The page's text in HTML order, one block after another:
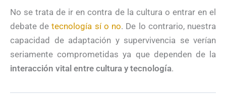
No se trata de ir en contra de la cultura o entrar en el
debate detecnología sí o no. De lo contrario, nuestra
capacidad de adaptación y supervivencia se verían
seriamente comprometidas ya que dependen de la
interacción vital entre cultura y tecnología.